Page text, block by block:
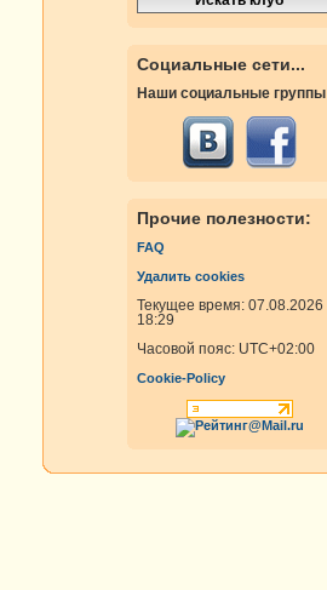
Социальные сети...
Наши социальные группы
Прочие полезности:
FAQ
Удалить cookies
Текущее время: 07.08.2026
18:29
Часовой пояс: UTC+02:00
Cookie-Policy